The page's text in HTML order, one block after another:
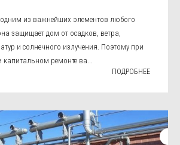
из важнейших элементов любого
защищает дом от осадков, ветра,
и солнечного излучения. Поэтому при
капитальном ремонте ва...
ПОДРОБНЕЕ